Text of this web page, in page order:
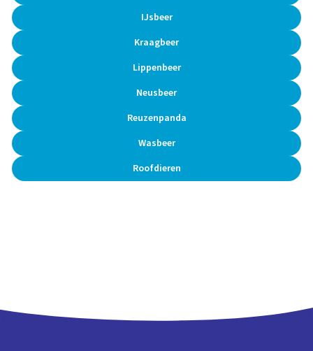
IJsbeer
Kraagbeer
Lippenbeer
Neusbeer
Reuzenpanda
Wasbeer
Roofdieren